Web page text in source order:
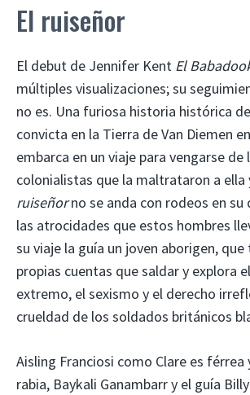
El ruiseñor
El debut de Jennifer Kent El
múltiples visualizaciones; su
no es. Una furiosa historia histórica
convicta en la Tierra de Van Diemen
embarca en un viaje para vengarse
colonialistas que la maltrataron a ella
ruiseñorno se anda con rodeos en su
las atrocidades que estos hombres
su viaje la guía un joven aborigen, que
propias cuentas que saldar y explora
extremo, el sexismo y el derecho
crueldad de los soldados británicos
Aisling Franciosi como Clare es férrea
rabia, Baykali Ganambarr y el guía